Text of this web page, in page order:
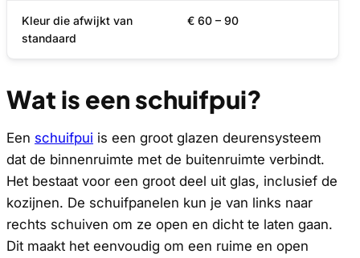
Kleur die afwijkt van
standaard
€ 60 – 90
Wat is een schuifpui?
Een schuifpui is een groot glazen deurensysteem
dat de binnenruimte met de buitenruimte verbindt.
Het bestaat voor een groot deel uit glas, inclusief de
kozijnen. De schuifpanelen kun je van links naar
rechts schuiven om ze open en dicht te laten gaan.
Dit maakt het eenvoudig om een ruime en open